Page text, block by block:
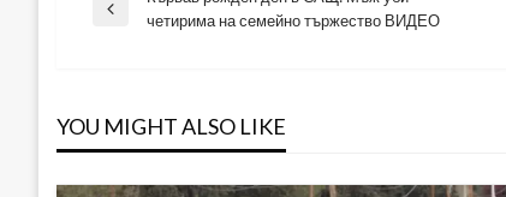
Навигация
Previousчетирима на семейно тържество ВИДЕО
YOU MIGHT ALSO LIKE